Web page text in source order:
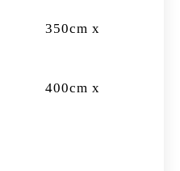
350cm x
400cm x